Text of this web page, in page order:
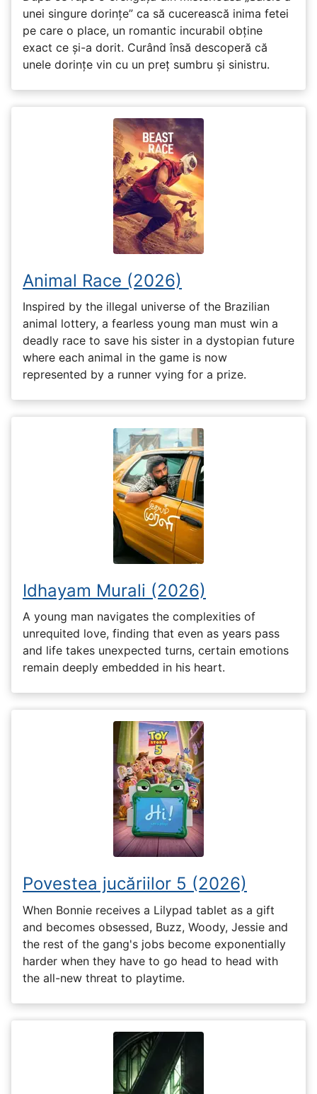
unei singure dorințe” ca să cucerească inima fetei
pe care o place, un romantic incurabil obține
exact ce și-a dorit. Curând însă descoperă că
unele dorințe vin cu un preț sumbru și sinistru.
Animal Race (2026)
Inspired by the illegal universe of the Brazilian
animal lottery, a fearless young man must win a
deadly race to save his sister in a dystopian future
where each animal in the game is now
represented by a runner vying for a prize.
Idhayam Murali (2026)
A young man navigates the complexities of
unrequited love, finding that even as years pass
and life takes unexpected turns, certain emotions
remain deeply embedded in his heart.
Povestea jucăriilor 5 (2026)
When Bonnie receives a Lilypad tablet as a gift
and becomes obsessed, Buzz, Woody, Jessie and
the rest of the gang's jobs become exponentially
harder when they have to go head to head with
the all-new threat to playtime.